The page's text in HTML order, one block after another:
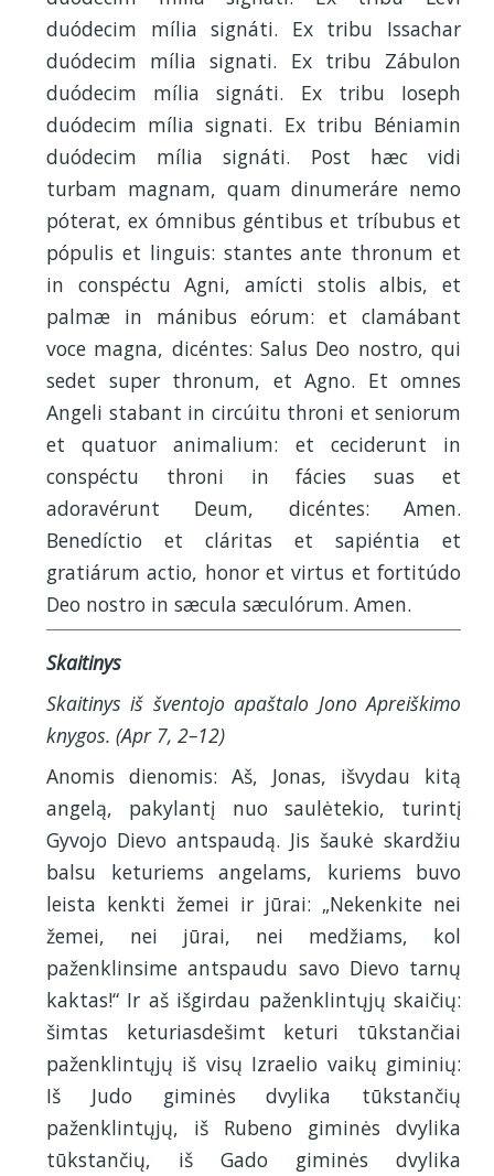
duódecim mília signáti. Ex tribu Issachar
duódecim mília signati. Ex tribu Zábulon
duódecim mília signáti. Ex tribu Ioseph
duódecim mília signati. Ex tribu Béniamin
duódecim mília signáti. Post hæc vidi
turbam magnam, quam dinumeráre nemo
póterat, ex ómnibus géntibus et tríbubus et
pópulis et linguis: stantes ante thronum et
in conspéctu Agni, amícti stolis albis, et
palmæ in mánibus eórum: et clamábant
voce magna, dicéntes: Salus Deo nostro, qui
sedet super thronum, et Agno. Et omnes
Angeli stabant in circúitu throni et seniorum
et quatuor animalium: et ceciderunt in
conspéctu throni in fácies suas et
adoravérunt Deum, dicéntes: Amen.
Benedíctio et cláritas et sapiéntia et
gratiárum actio, honor et virtus et fortitúdo
Deo nostro in sæcula sæculórum. Amen.
Skaitinys
Skaitinys iš šventojo apaštalo Jono Apreiškimo
knygos. (Apr 7, 2–12)
Anomis dienomis: Aš, Jonas, išvydau kitą
angelą, pakylantį nuo saulėtekio, turintį
Gyvojo Dievo antspaudą. Jis šaukė skardžiu
balsu keturiems angelams, kuriems buvo
leista kenkti žemei ir jūrai: „Nekenkite nei
žemei, nei jūrai, nei medžiams, kol
paženklinsime antspaudu savo Dievo tarnų
kaktas!“ Ir aš išgirdau paženklintųjų skaičių:
šimtas keturiasdešimt keturi tūkstančiai
paženklintųjų iš visų Izraelio vaikų giminių:
Iš Judo giminės dvylika tūkstančių
paženklintųjų, iš Rubeno giminės dvylika
tūkstančių, iš Gado giminės dvylika